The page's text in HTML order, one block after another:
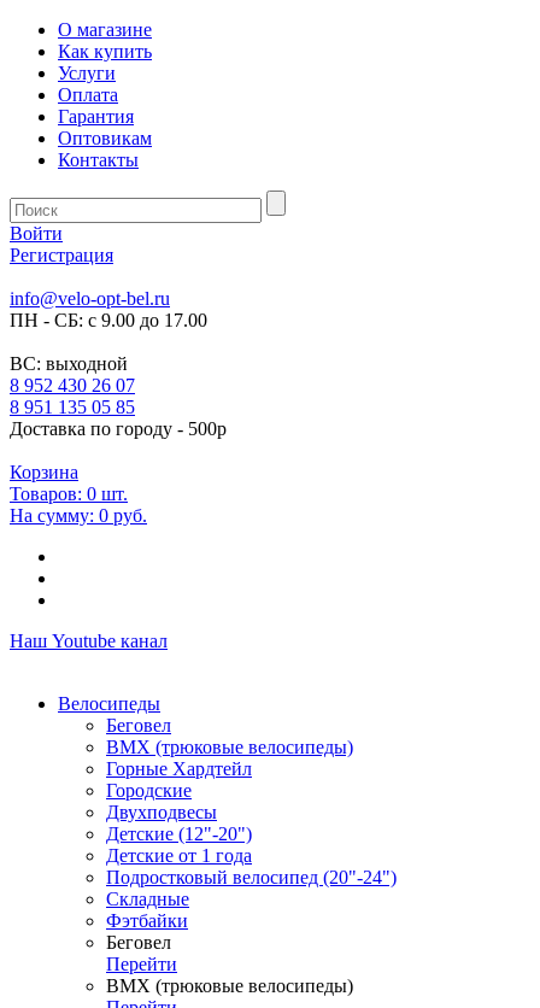
О магазине
Как купить
Услуги
Оплата
Гарантия
Оптовикам
Контакты
Войти
Регистрация
info@velo-opt-bel.ru
ПН - СБ: с 9.00 до 17.00
ВС: выходной
8 952 430 26 07
8 951 135 05 85
Доставка по городу - 500р
Корзина
Товаров: 0 шт.
На сумму: 0 руб.
Наш Youtube канал
Велосипеды
Беговел
ВМХ (трюковые велосипеды)
Горные Хардтейл
Городские
Двухподвесы
Детские (12"-20")
Детские от 1 года
Подростковый велосипед (20"-24")
Складные
Фэтбайки
Беговел
Перейти
ВМХ (трюковые велосипеды)